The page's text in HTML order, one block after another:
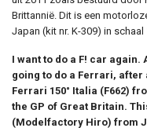
Brittannië. Dit is een
Japan (kit nr. K-309) in
I want to do a F! car
going to do a Ferrari, after
Ferrari 150° Italia (F662)
the GP of Great Britain.
(Modelfactory Hiro) from